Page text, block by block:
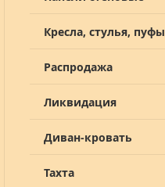
Кресла, стулья, пуфы
Распродажа
Ликвидация
Диван-кровать
Тахта